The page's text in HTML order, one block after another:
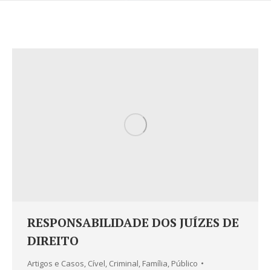
RESPONSABILIDADE DOS JUÍZES DE
DIREITO
Artigos e Casos, Cível, Criminal, Família, Público